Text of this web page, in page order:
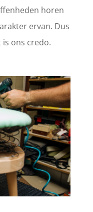
horen
ervan. Dus
ons credo.